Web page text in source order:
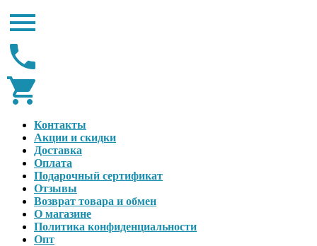
Контакты
Акции и скидки
Доставка
Оплата
Подарочный сертификат
Отзывы
Возврат товара и обмен
О магазине
Политика конфиденциальности
Опт